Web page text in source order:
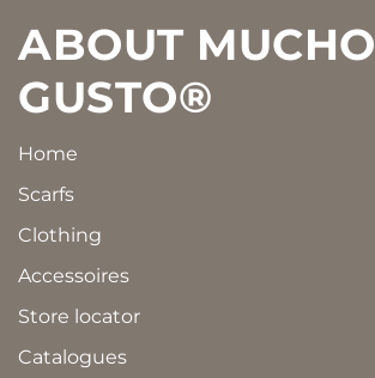
Footer
ABOUT MUCHO
GUSTO®
Home
Scarfs
Clothing
Accessoires
Store locator
Catalogues